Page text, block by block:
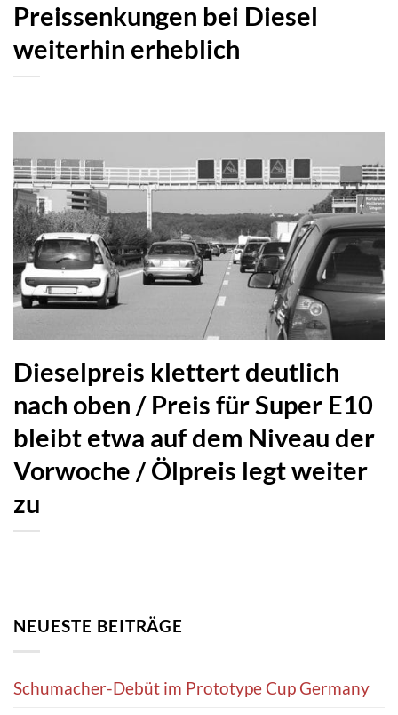
Preissenkungen bei Diesel
weiterhin erheblich
Dieselpreis klettert deutlich
nach oben / Preis für Super E10
bleibt etwa auf dem Niveau der
Vorwoche / Ölpreis legt weiter
zu
NEUESTE BEITRÄGE
Schumacher-Debüt im Prototype Cup Germany